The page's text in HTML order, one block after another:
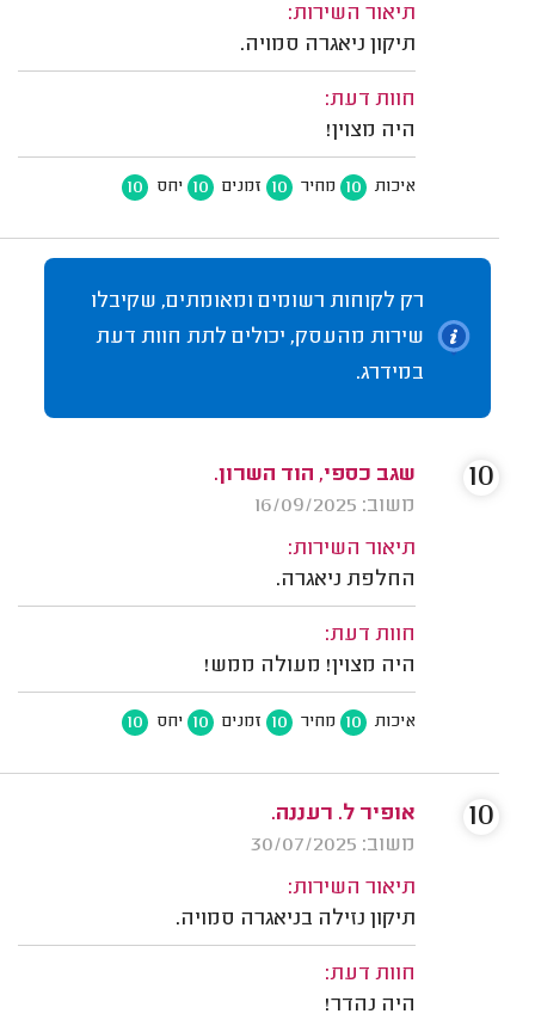
תיאור השירות:
תיקון ניאגרה סמויה.
חוות דעת:
היה מצוין!
איכות 10 מחיר 10 זמנים 10 יחס 10
רק לקוחות רשומים ומאומתים, שקיבלו
שירות מהעסק, יכולים לתת חוות דעת
במידרג.
שגב כספי, הוד השרון.
משוב: 16/09/2025
תיאור השירות:
החלפת ניאגרה.
חוות דעת:
היה מצוין! מעולה ממש!
איכות 10 מחיר 10 זמנים 10 יחס 10
10
אופיר ל. רעננה.
משוב: 30/07/2025
תיאור השירות:
תיקון נזילה בניאגרה סמויה.
חוות דעת:
היה נהדר!
10